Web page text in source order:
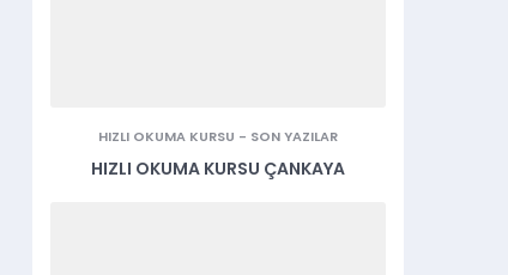
HIZLI OKUMA KURSU - SON YAZILAR
HIZLI OKUMA KURSU ÇANKAYA